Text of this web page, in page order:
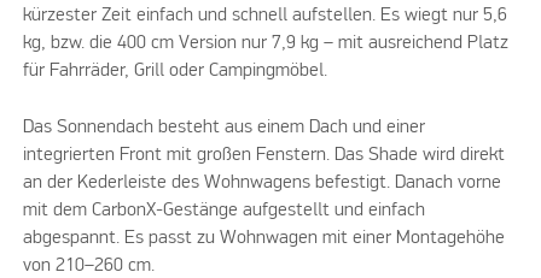
kürzester Zeit einfach und schnell aufstellen. Es wiegt nur 5,6
kg, bzw. die 400 cm Version nur 7,9 kg – mit ausreichend Platz
für Fahrräder, Grill oder Campingmöbel.
Das Sonnendach besteht aus einem Dach und einer
integrierten Front mit großen Fenstern. Das Shade wird direkt
an der Kederleiste des Wohnwagens befestigt. Danach vorne
mit dem CarbonX-Gestänge aufgestellt und einfach
abgespannt. Es passt zu Wohnwagen mit einer Montagehöhe
von 210–260 cm.